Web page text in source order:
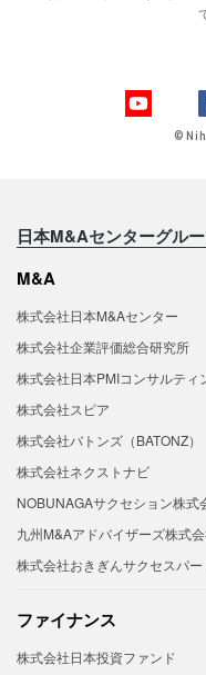
©
日本M&Aセンターグル
M&A
株式会社日本M&Aセンター
株式会社企業評価総合研究所
株式会社日本PMIコンサルティ
株式会社スピア
株式会社バトンズ（BATONZ）
株式会社ネクストナビ
NOBUNAGAサクセション株式
九州M&Aアドバイザーズ株式
株式会社おきぎんサクセスパ
ファイナンス
株式会社日本投資ファンド